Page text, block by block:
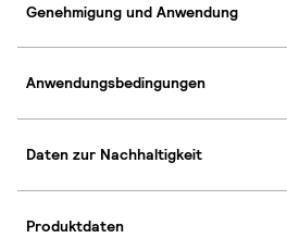
Genehmigung und Anwendung
Anwendungsbedingungen
Daten zur Nachhaltigkeit
Produktdaten